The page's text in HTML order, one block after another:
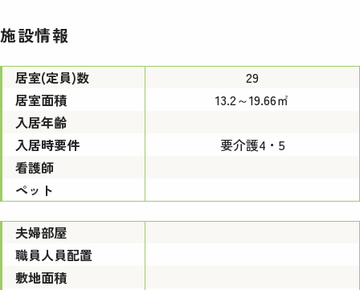
施設情報
居室(定員)数
29
居室面積
13.2～19.66㎡
入居年齢
入居時要件
要介護4・5
看護師
ペット
夫婦部屋
職員人員配置
敷地面積